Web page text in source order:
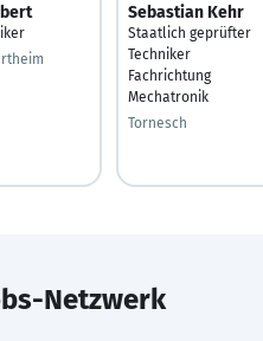
Sebastian Kehr
Staatlich geprüfter
Techniker
Fachrichtung
Mechatronik
Tornesch
Netzwerk